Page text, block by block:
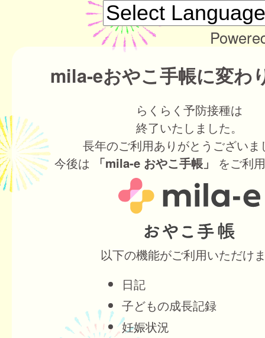
mila-eおやこ手帳に変わ
らくらく予防接種は
終了いたしました。
長年のご利用ありがとうございま
今後は
「mila-e おやこ手帳」 をご利
以下の機能がご利用いただけ
日記
子どもの成長記録
妊娠状況